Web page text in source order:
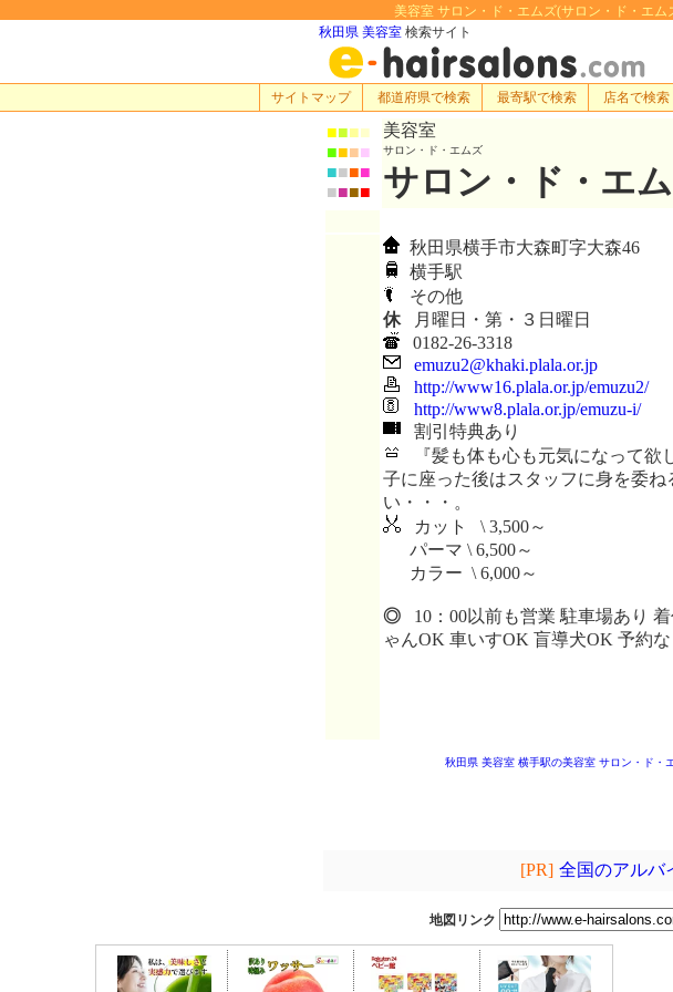
美容室 サロン・ド・エムズ(サロン・ド・エム
秋田県 美容室 検索サイト
サイトマップ 都道府県で検索 最寄駅で検索 店名で検索
■■■■
■■■■
■■■■
■■■■
美容室
サロン・ド・エムズ
サロン・ド・エ
秋田県横手市大森町字大森46
横手駅
その他
休月曜日・第・３日曜日
0182-26-3318
emuzu2@khaki.plala.or.jp
http://www16.plala.or.jp/emuzu2/
http://www8.plala.or.jp/emuzu-i/
割引特典あり
『髪も体も心も元気になって欲
子に座った後はスタッフに身を委
い・・・。
カット \ 3,500～
パーマ \ 6,500～
カラー \ 6,000～
◎ 10：00以前も営業 駐車場あり
ゃんOK 車いすOK 盲導犬OK 予約
秋田県 美容室 横手駅の美容室 サロン・ド・
[PR] 全国のアルバ
地図リンク